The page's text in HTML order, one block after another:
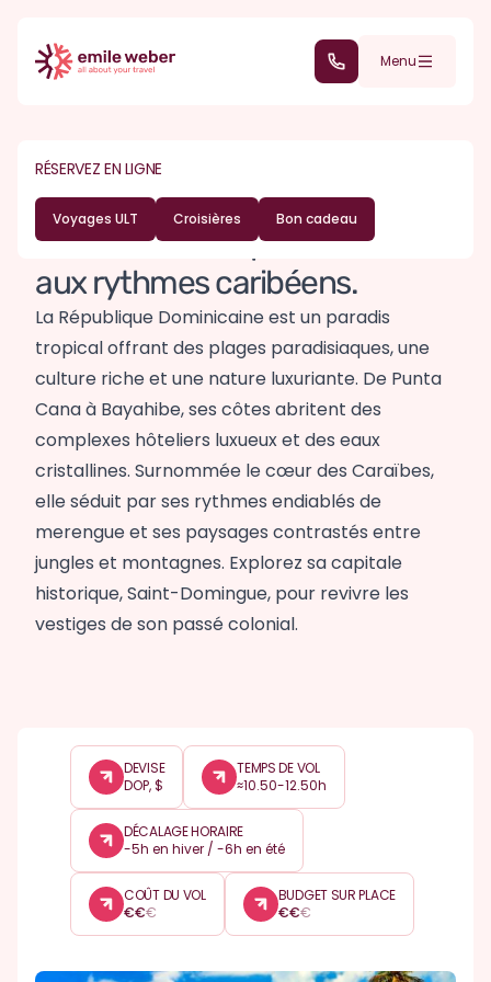
(+352) 28 32 6 -
Menu
RÉSERVEZ EN LIGNE
Voyages ULT Croisières Bon cadeau
DESTINATIONS ÎLES CARAÏBES
Voyage en
République
Dominicaine
Où l'essence tropicale se mêle
aux rythmes caribéens.
La République Dominicaine est un paradis
tropical offrant des plages paradisiaques, une
culture riche et une nature luxuriante. De Punta
Cana à Bayahibe, ses côtes abritent des
complexes hôteliers luxueux et des eaux
cristallines. Surnommée le cœur des Caraïbes,
elle séduit par ses rythmes endiablés de
merengue et ses paysages contrastés entre
jungles et montagnes. Explorez sa capitale
historique, Saint-Domingue, pour revivre les
vestiges de son passé colonial.
DEVISE
DOP, $
TEMPS DE VOL
≈10.50-12.50h
DÉCALAGE HORAIRE
-5h en hiver / -6h en été
COÛT DU VOL
€€€
BUDGET SUR PLACE
€€€